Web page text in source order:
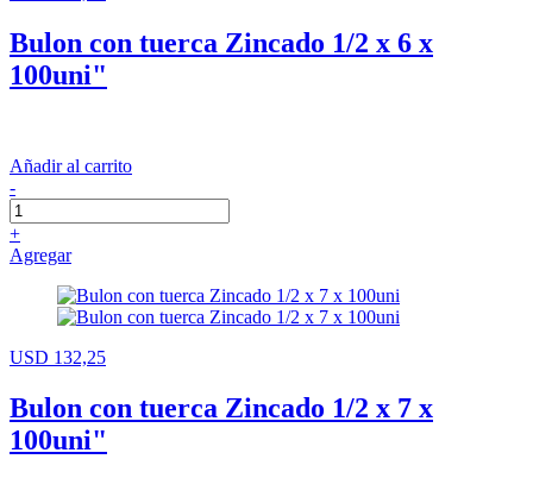
Bulon con tuerca Zincado 1/2 x 6 x
100uni"
Añadir al carrito
-
+
Agregar
USD 132,25
Bulon con tuerca Zincado 1/2 x 7 x
100uni"